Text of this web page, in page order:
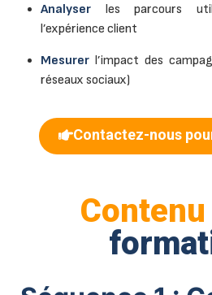
Analyser les parcours
l’expérience client
Mesurer l’impact des
réseaux sociaux)
Contactez-nous
Contenu